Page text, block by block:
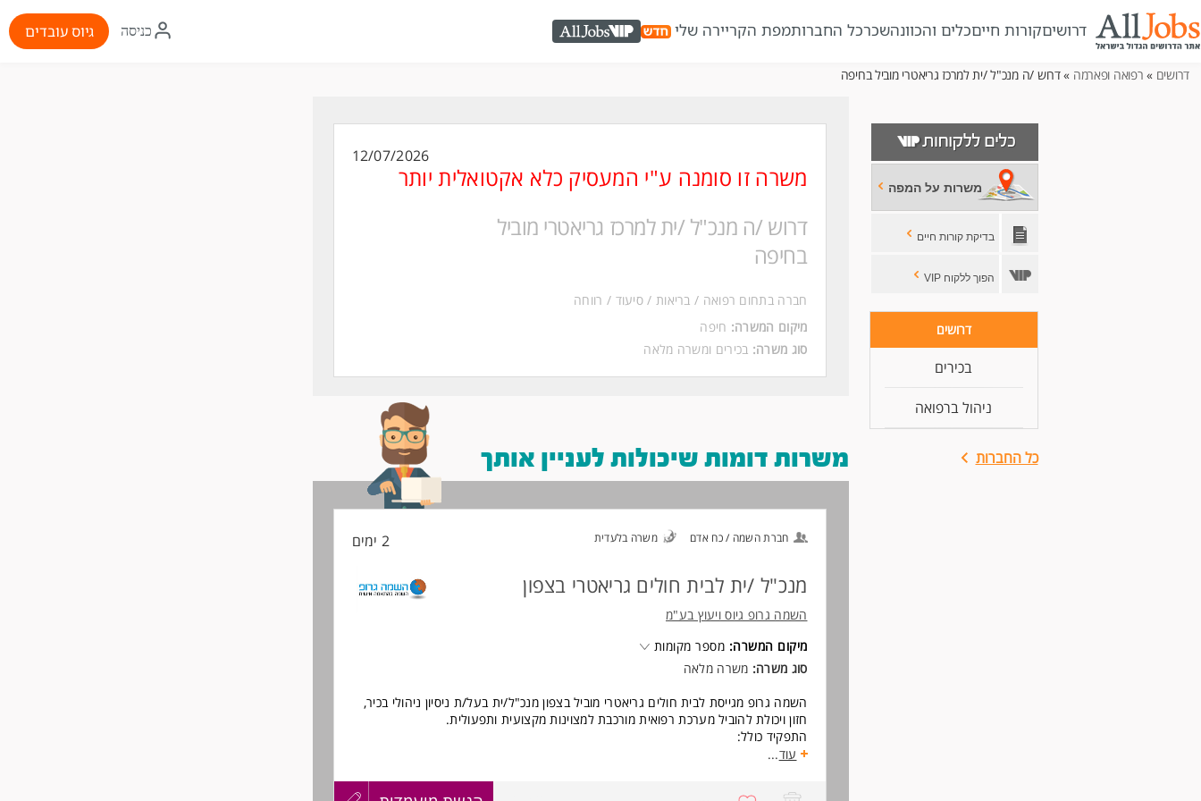
דרושיםקורות חייםכלים והכוונהשכרכל החברותמפת הקריירה שלי AllJobs VIP
איקון
התחברות
כניסה גיוס עובדים
דרושים » רפואה ופארמה » דרוש /ה מנכ"ל /ית למרכז גריאטרי מוביל בחיפה
משרות על המפה
בדיקת קורות חיים
הפוך ללקוח VIP
דרושים
בכירים
ניהול ברפואה
כל החברות
12/07/2026
משרה זו סומנה ע"י המעסיק כלא אקטואלית יותר
דרוש /ה מנכ"ל /ית למרכז גריאטרי מוביל
בחיפה
חברה בתחום רפואה / בריאות / סיעוד / רווחה
מיקום המשרה: חיפה
סוג משרה: בכירים ומשרה מלאה
משרות דומות שיכולות לעניין אותך
חברת השמה / כח אדם משרה בלעדית 2 ימים
מנכ"ל /ית לבית חולים גריאטרי בצפון
השמה גרופ גיוס ויעוץ בע"מ
מיקום המשרה: מספר מקומות
סוג משרה: משרה מלאה
השמה גרופ מגייסת לבית חולים גריאטרי מוביל בצפון מנכ"ל/ית בעל/ת ניסיון ניהולי בכיר,
חזון ויכולת להוביל מערכת רפואית מורכבת למצוינות מקצועית ותפעולית.
התפקיד כולל:
ניהול כולל של בית החולים על כלל מערכיו- רפואי, תפעולי, פיננסי ומנהלי.
עוד...